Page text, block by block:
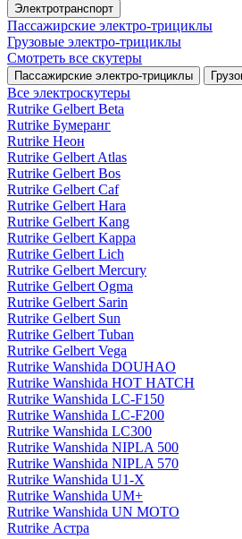
Электротранспорт
Пассажирские электро‑трициклы
Грузовые электро‑трициклы
Смотреть все скутеры
Пассажирские электро‑трициклы
Все электро­скутеры
Rutrike Gelbert Beta
Rutrike Бумеранг
Rutrike Неон
Rutrike Gelbert Atlas
Rutrike Gelbert Bos
Rutrike Gelbert Caf
Rutrike Gelbert Hara
Rutrike Gelbert Kang
Rutrike Gelbert Kappa
Rutrike Gelbert Lich
Rutrike Gelbert Mercury
Rutrike Gelbert Ogma
Rutrike Gelbert Sarin
Rutrike Gelbert Sun
Rutrike Gelbert Tuban
Rutrike Gelbert Vega
Rutrike Wanshida DOUHAO
Rutrike Wanshida HOT HATCH
Rutrike Wanshida LC-F150
Rutrike Wanshida LC-F200
Rutrike Wanshida LC300
Rutrike Wanshida NIPLA 500
Rutrike Wanshida NIPLA 570
Rutrike Wanshida U1-X
Rutrike Wanshida UM+
Rutrike Wanshida UN MOTO
Rutrike Астра